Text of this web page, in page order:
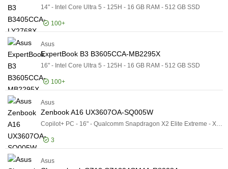
14" - Intel Core Ultra 5 - 125H - 16 GB RAM - 512 GB SSD
100+
Asus
ExpertBook B3 B3605CCA-MB2295X
16" - Intel Core Ultra 5 - 125H - 16 GB RAM - 512 GB SSD
100+
Asus
Zenbook A16 UX3607OA-SQ005W
3
Asus